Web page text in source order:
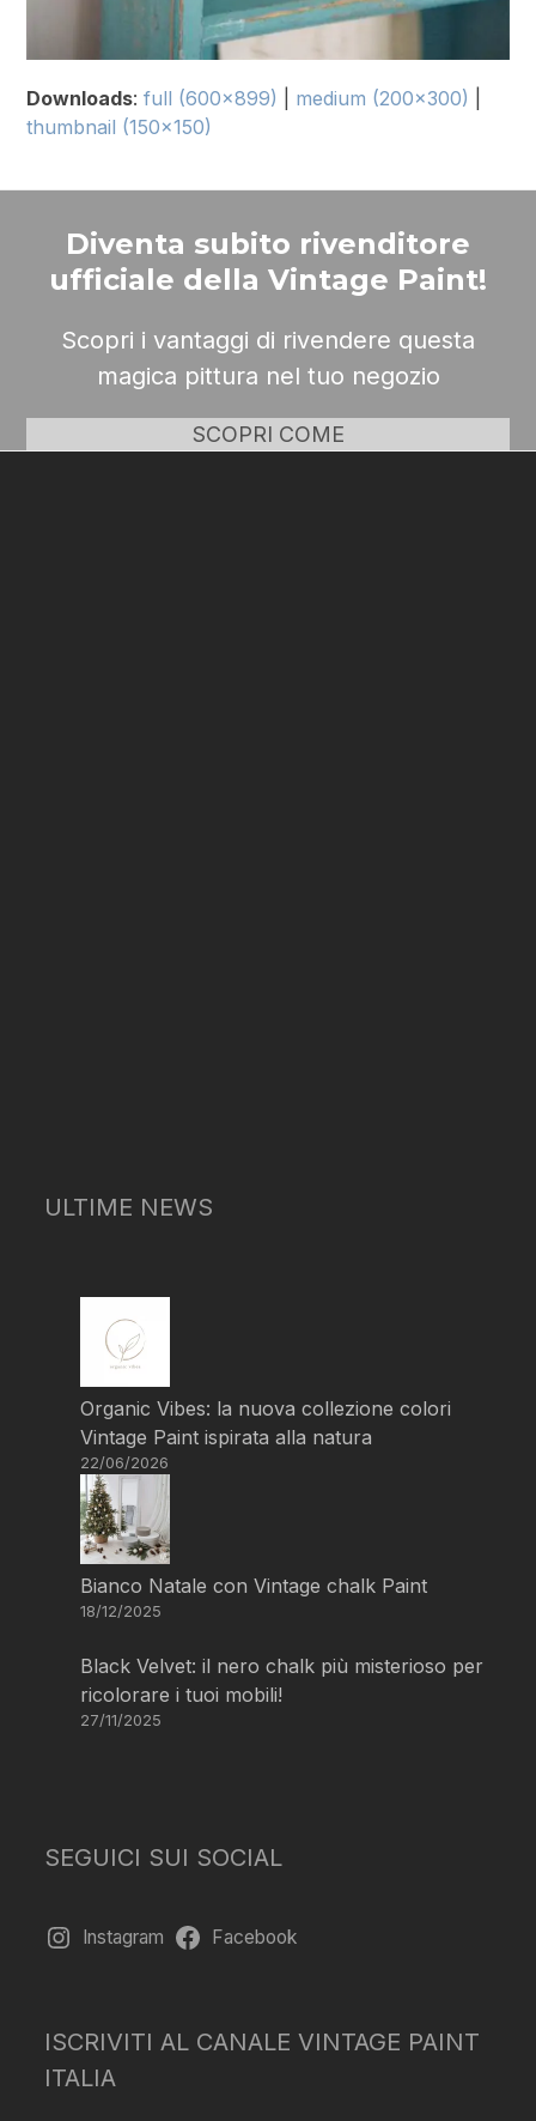
Downloads:full (600x899) medium (200x300)
thumbnail (150x150)
Diventa subito rivenditore
ufficiale della Vintage Paint!
Scopri i vantaggi di rivendere questa
magica pittura nel tuo negozio
SCOPRI COME
ULTIME NEWS
Organic Vibes: la nuova collezione colori
Vintage Paint ispirata alla natura
22/06/2026
Bianco Natale con Vintage chalk Paint
18/12/2025
Black Velvet: il nero chalk più misterioso per
ricolorare i tuoi mobili!
27/11/2025
SEGUICI SUI SOCIAL
Instagram Facebook
ISCRIVITI AL CANALE VINTAGE PAINT
ITALIA